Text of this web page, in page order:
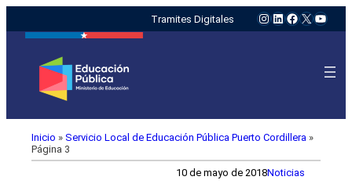
Tramites Digitales Instagram
LinkedIn
Facebook
X
Inicio » Servicio Local de Educación Pública Puerto Cordillera »
Página 3
10 de mayo de 2018Noticias